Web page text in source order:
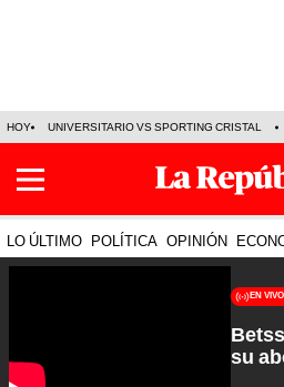
HOY UNIVERSITARIO VS SPORTING CRISTAL
LO ÚLTIMO POLÍTICA OPINIÓN
EN VIVO
su